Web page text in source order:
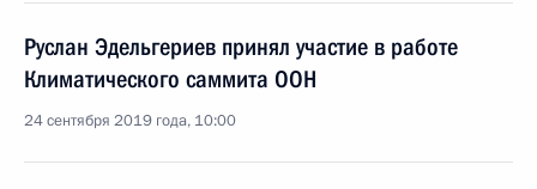
Руслан Эдельгериев принял участие в работе
Климатического саммита ООН
24 сентября 2019 года, 10:00